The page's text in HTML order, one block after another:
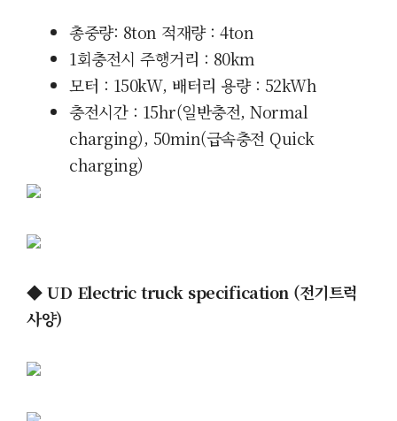
총중량: 8ton 적재량 : 4ton
1회충전시 주행거리 : 80km
모터 : 150kW, 배터리 용량 : 52kWh
충전시간 : 15hr(일반충전, Normal
charging), 50min(급속충전 Quick
charging)
◆ UD Electric truck specification (전기트럭
사양)